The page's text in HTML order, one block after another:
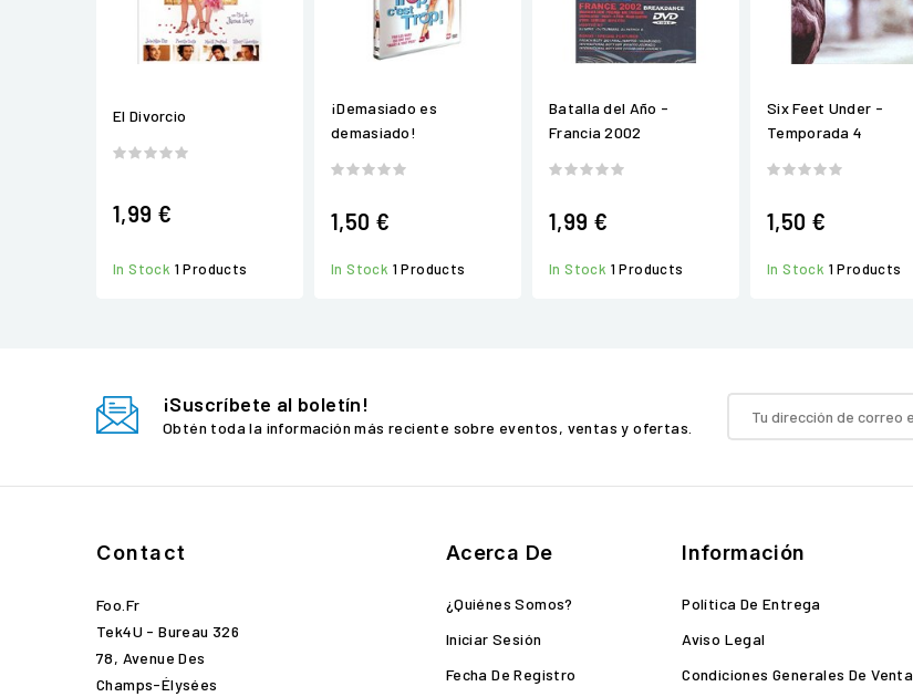
El Divorcio
1,99 €
In Stock 1 Products
¡Demasiado es
demasiado!
1,50 €
In Stock 1 Products
Batalla del Año -
Francia 2002
1,99 €
In Stock 1 Products
Six Feet Under -
Temporada 4
1,50 €
In Stock 1 Products
¡Suscríbete al boletín!
Obtén toda la información más reciente sobre eventos, ventas y ofertas.
Contact
Foo.fr
Tek4U - Bureau 326
78, Avenue Des
Champs-Élysées
Acerca De
¿Quiénes Somos?
Iniciar Sesión
Fecha De Registro
Información
Política De Entrega
Aviso Legal
Condiciones Generales De Venta